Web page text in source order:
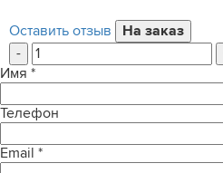
Оставить отзыв
-
Имя *
Телефон
Email *